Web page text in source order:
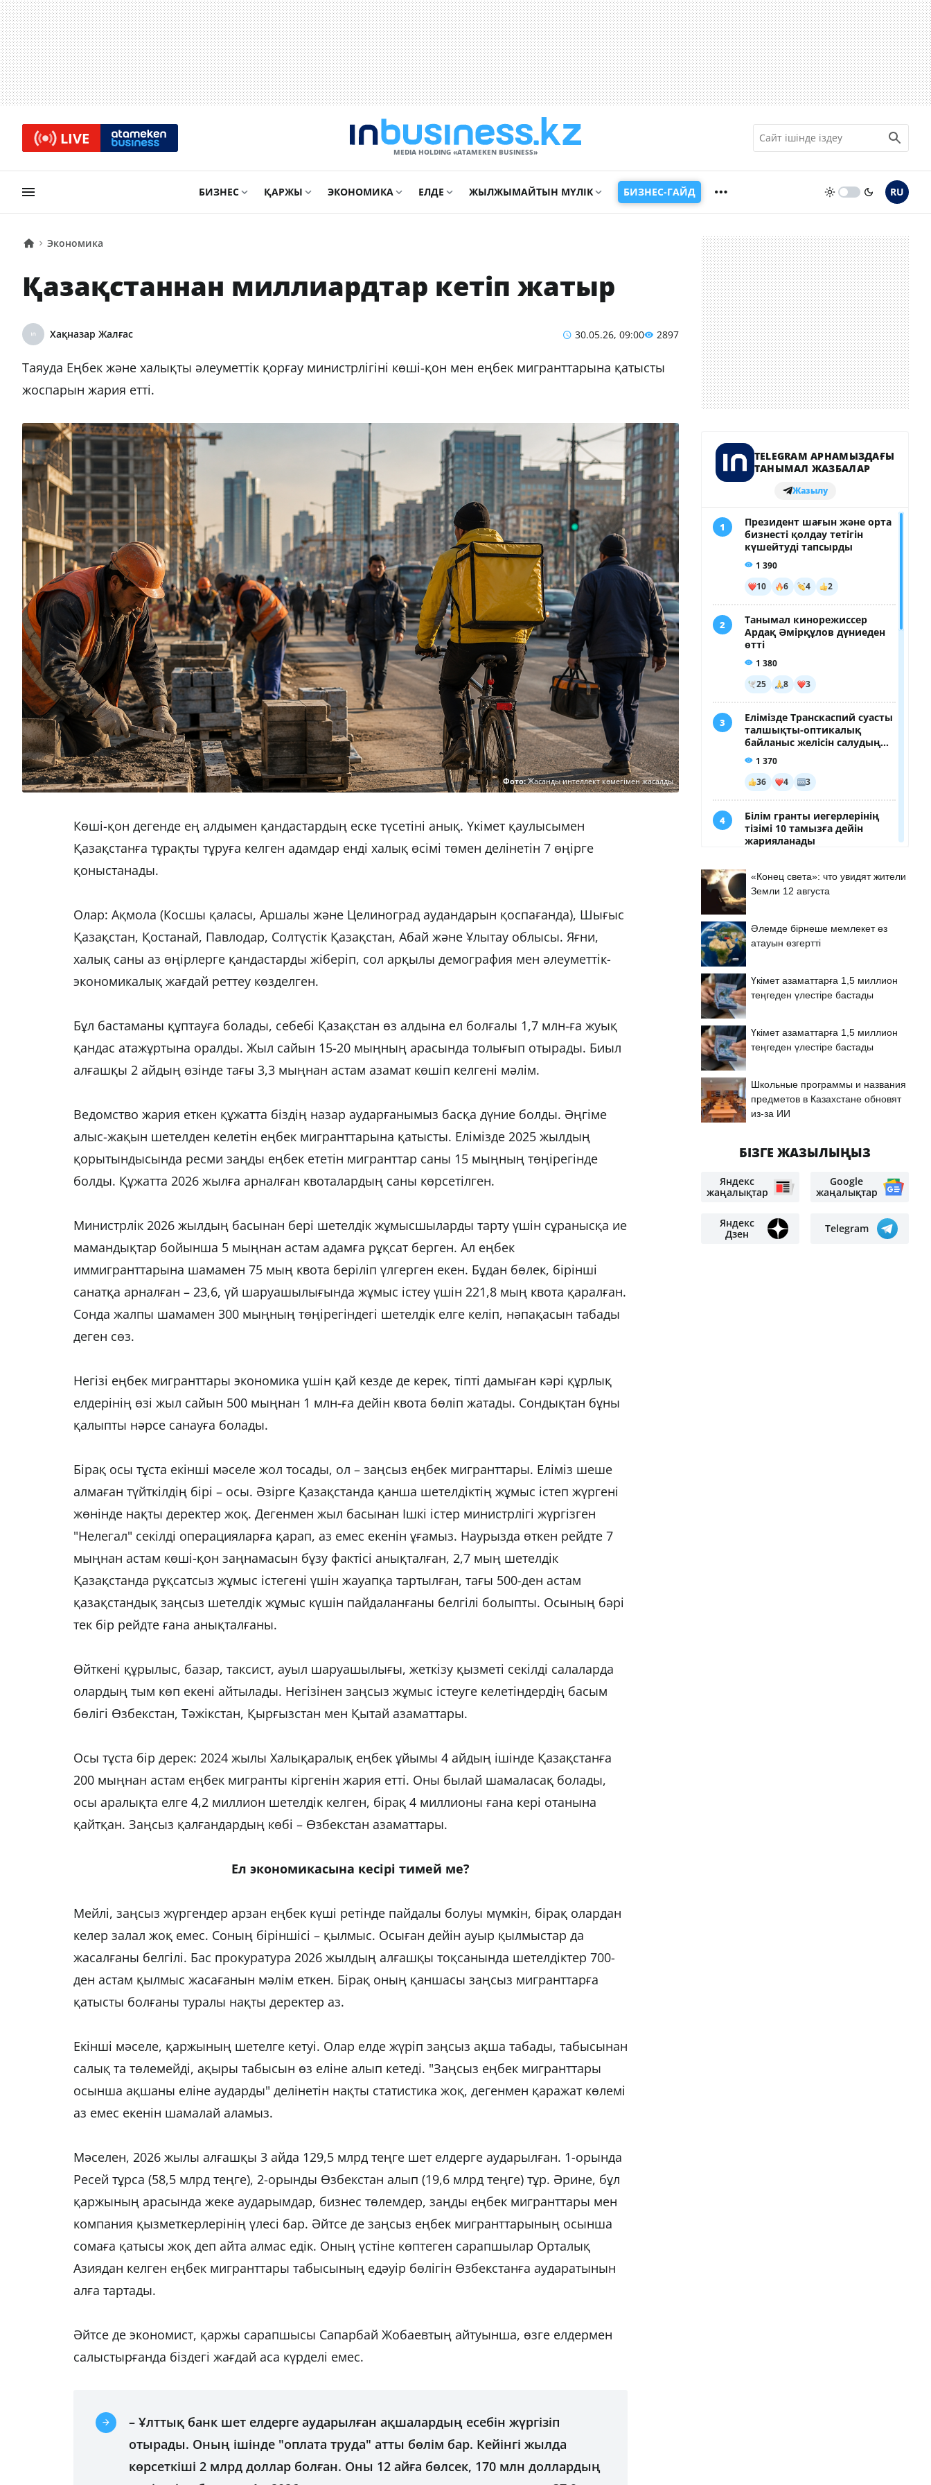
LIVE
MEDIA HOLDING «ATAMEKЕN BUSINESS»
БИЗНЕС ҚАРЖЫ ЭКОНОМИКА ЕЛДЕ ЖЫЛЖЫМАЙТЫН МҮЛІК БИЗНЕС-ГАЙД RU
Экономика
Қазақстаннан миллиардтар кетіп жатыр
Хақназар Жалғас 30.05.26, 09:00 2897
Таяуда Еңбек және халықты әлеуметтік қорғау министрлігіні көші-қон мен еңбек мигранттарына қатысты
жоспарын жария етті.
Фото:Жасанды интеллект көмегімен жасалды
Көші-қон дегенде ең алдымен қандастардың еске түсетіні анық. Үкімет қаулысымен
Қазақстанға тұрақты тұруға келген адамдар енді халық өсімі төмен делінетін 7 өңірге
қоныстанады.
Олар: Ақмола (Косшы қаласы, Аршалы және Целиноград аудандарын қоспағанда), Шығыс
Қазақстан, Қостанай, Павлодар, Солтүстік Қазақстан, Абай және Ұлытау облысы. Яғни,
халық саны аз өңірлерге қандастарды жіберіп, сол арқылы демография мен әлеуметтік-
экономикалық жағдай реттеу көзделген.
Бұл бастаманы құптауға болады, себебі Қазақстан өз алдына ел болғалы 1,7 млн-ға жуық
қандас атажұртына оралды. Жыл сайын 15-20 мыңның арасында толығып отырады. Биыл
алғашқы 2 айдың өзінде тағы 3,3 мыңнан астам азамат көшіп келгені мәлім.
Ведомство жария еткен құжатта біздің назар аударғанымыз басқа дүние болды. Әңгіме
алыс-жақын шетелден келетін еңбек мигранттарына қатысты. Елімізде 2025 жылдың
қорытындысында ресми заңды еңбек ететін мигранттар саны 15 мыңның төңірегінде
болды. Құжатта 2026 жылға арналған квоталардың саны көрсетілген.
Министрлік 2026 жылдың басынан бері шетелдік жұмысшыларды тарту үшін сұранысқа ие
мамандықтар бойынша 5 мыңнан астам адамға рұқсат берген. Ал еңбек
иммигранттарына шамамен 75 мың квота беріліп үлгерген екен. Бұдан бөлек, бірінші
санатқа арналған – 23,6, үй шаруашылығында жұмыс істеу үшін 221,8 мың квота қаралған.
Сонда жалпы шамамен 300 мыңның төңірегіндегі шетелдік елге келіп, нәпақасын табады
деген сөз.
Негізі еңбек мигранттары экономика үшін қай кезде де керек, тіпті дамыған кәрі құрлық
елдерінің өзі жыл сайын 500 мыңнан 1 млн-ға дейін квота бөліп жатады. Сондықтан бұны
қалыпты нәрсе санауға болады.
Бірақ осы тұста екінші мәселе жол тосады, ол – заңсыз еңбек мигранттары. Еліміз шеше
алмаған түйткілдің бірі – осы. Әзірге Қазақстанда қанша шетелдіктің жұмыс істеп жүргені
жөнінде нақты деректер жоқ. Дегенмен жыл басынан Ішкі істер министрлігі жүргізген
"Нелегал" секілді операцияларға қарап, аз емес екенін ұғамыз. Наурызда өткен рейдте 7
мыңнан астам көші-қон заңнамасын бұзу фактісі анықталған, 2,7 мың шетелдік
Қазақстанда рұқсатсыз жұмыс істегені үшін жауапқа тартылған, тағы 500-ден астам
қазақстандық заңсыз шетелдік жұмыс күшін пайдаланғаны белгілі болыпты. Осының бәрі
тек бір рейдте ғана анықталғаны.
Өйткені құрылыс, базар, таксист, ауыл шаруашылығы, жеткізу қызметі секілді салаларда
олардың тым көп екені айтылады. Негізінен заңсыз жұмыс істеуге келетіндердің басым
бөлігі Өзбекстан, Тәжікстан, Қырғызстан мен Қытай азаматтары.
Осы тұста бір дерек: 2024 жылы Халықаралық еңбек ұйымы 4 айдың ішінде Қазақстанға
200 мыңнан астам еңбек мигранты кіргенін жария етті. Оны былай шамаласақ болады,
осы аралықта елге 4,2 миллион шетелдік келген, бірақ 4 миллионы ғана кері отанына
қайтқан. Заңсыз қалғандардың көбі – Өзбекстан азаматтары.
Ел экономикасына кесірі тимей ме?
Мейлі, заңсыз жүргендер арзан еңбек күші ретінде пайдалы болуы мүмкін, бірақ олардан
келер залал жоқ емес. Соның біріншісі – қылмыс. Осыған дейін ауыр қылмыстар да
жасалғаны белгілі. Бас прокуратура 2026 жылдың алғашқы тоқсанында шетелдіктер 700-
ден астам қылмыс жасағанын мәлім еткен. Бірақ оның қаншасы заңсыз мигранттарға
қатысты болғаны туралы нақты деректер аз.
Екінші мәселе, қаржының шетелге кетуі. Олар елде жүріп заңсыз ақша табады, табысынан
салық та төлемейді, ақыры табысын өз еліне алып кетеді. "Заңсыз еңбек мигранттары
осынша ақшаны еліне аударды" делінетін нақты статистика жоқ, дегенмен қаражат көлемі
аз емес екенін шамалай аламыз.
Мәселен, 2026 жылы алғашқы 3 айда 129,5 млрд теңге шет елдерге аударылған. 1-орында
Ресей тұрса (58,5 млрд теңге), 2-орынды Өзбекстан алып (19,6 млрд теңге) тұр. Әрине, бұл
қаржының арасында жеке аударымдар, бизнес төлемдер, заңды еңбек мигранттары мен
компания қызметкерлерінің үлесі бар. Әйтсе де заңсыз еңбек мигранттарының осынша
сомаға қатысы жоқ деп айта алмас едік. Оның үстіне көптеген сарапшылар Орталық
Азиядан келген еңбек мигранттары табысының едәуір бөлігін Өзбекстанға аударатынын
алға тартады.
Әйтсе де экономист, қаржы сарапшысы Сапарбай Жобаевтың айтуынша, өзге елдермен
салыстырғанда біздегі жағдай аса күрделі емес.
– Ұлттық банк шет елдерге аударылған ақшалардың есебін жүргізіп
отырады. Оның ішінде "оплата труда" атты бөлім бар. Кейінгі жылда
көрсеткіші 2 млрд доллар болған. Оны 12 айға бөлсек, 170 млн доллардың
«Конец света»: что увидят жители
Земли 12 августа
Әлемде бірнеше мемлекет өз
атауын өзгертті
Үкімет азаматтарға 1,5 миллион
теңгеден үлестіре бастады
Үкімет азаматтарға 1,5 миллион
теңгеден үлестіре бастады
Школьные программы и названия
предметов в Казахстане обновят
из-за ИИ
БІЗГЕ ЖАЗЫЛЫҢЫЗ
Яндекс
жаңалықтар
Google
жаңалықтар
Яндекс
Дзен
Telegram